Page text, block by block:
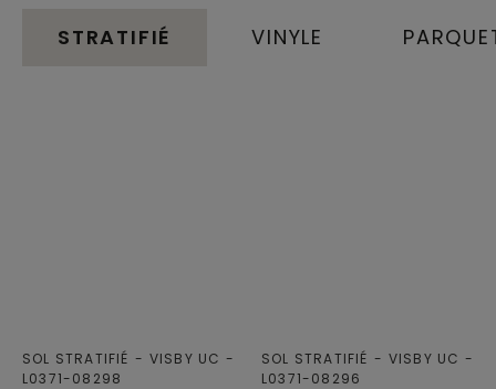
STRATIFIÉ VINYLE
SOL STRATIFIÉ
VISBY UC
L0371-08298
SOL STRATIFIÉ
VISBY UC
L0371-08296